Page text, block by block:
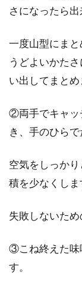
さになったら出
一度山型にま
うどよいかた
い出してまとめ
②両手でキャッ
き、手のひら
空気をしっか
積を少なくしま
失敗しないため
③こね終えた味
す。